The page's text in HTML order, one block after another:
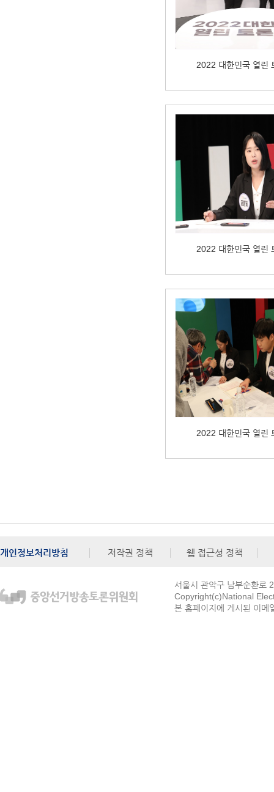
2022 대한민국 열린
2022 대한민국 열린
2022 대한민국 열린
개인정보처리방침 저작권 정책 웹 접근성 정책
서울시 관악구 남부순환로
Copyright(c)National
본 홈페이지에 게시된 이메